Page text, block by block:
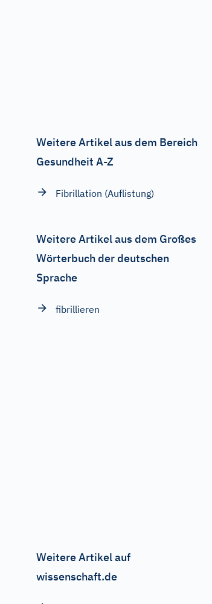
Weitere Artikel aus dem Bereich
Gesundheit A-Z
Fibrillation (Auflistung)
Weitere Artikel aus dem Großes
Wörterbuch der deutschen
Sprache
fibrillieren
Weitere Artikel auf
wissenschaft.de